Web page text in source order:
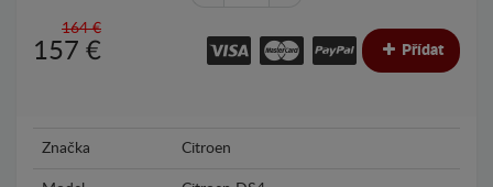
164 €
157 € Přídat
Značka Citroen